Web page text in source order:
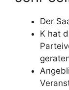
Der
K hat